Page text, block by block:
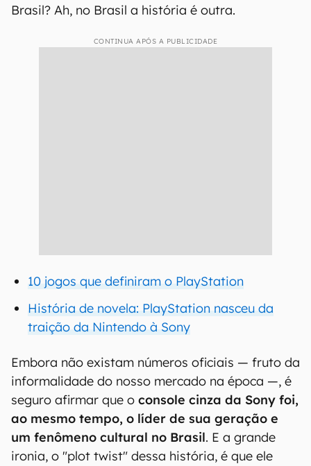
Brasil? Ah, no Brasil a história é outra.
CONTINUA APÓS A PUBLICIDADE
10 jogos que definiram o PlayStation
História de novela: PlayStation nasceu da
traição da Nintendo à Sony
Embora não existam números oficiais — fruto da
informalidade do nosso mercado na época —, é
seguro afirmar que o console cinza da Sony foi,
ao mesmo tempo, o líder de sua geração e
um fenômeno cultural no Brasil. E a grande
ironia, o "plot twist" dessa história, é que ele